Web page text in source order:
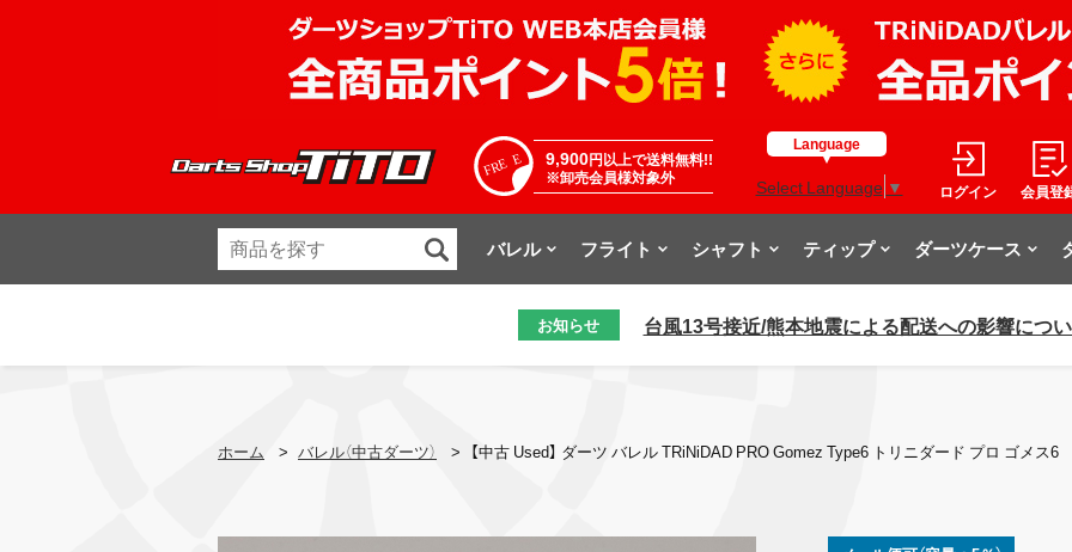
9,900円以上で送料無料!!
※卸売会員様対象外
Language
Select Language ▼ ログイン 会員登
バレル フライト シャフト ティップ ダーツケース
お知らせ 台風13号接近/熊本地震による配送への影響につ
ホーム > バレル（中古ダーツ） > 【中古 Used】 ダーツ バレル TRiNiDAD PRO Gomez Type6 トリニダード プロ ゴメス6